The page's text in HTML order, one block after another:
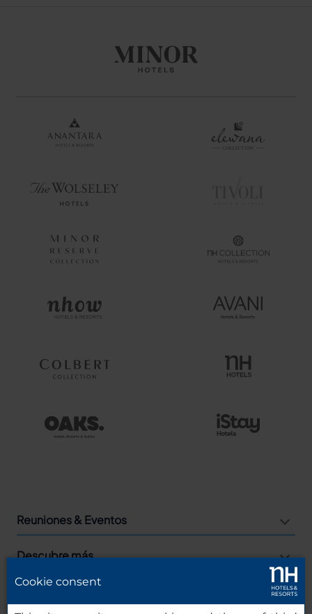
Reuniones & Eventos
Descubre más
Cookie consent